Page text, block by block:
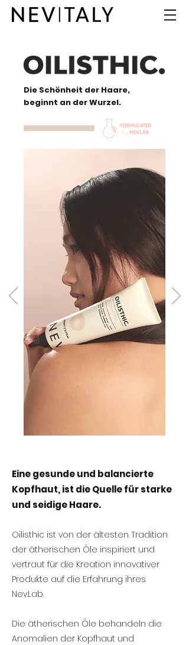
Die Schönheit der Haare,
beginnt an der Wurzel.
Eine gesunde und balancierte
Kopfhaut, ist die Quelle für starke
und seidige Haare.
Oilisthic ist von der ältesten Tradition
der ätherischen Öle inspiriert und
vertraut für die Kreation innovativer
Produkte auf die Erfahrung ihres
Nev.Lab.
Die ätherischen Öle behandeln die
Anomalien der Kopfhaut und